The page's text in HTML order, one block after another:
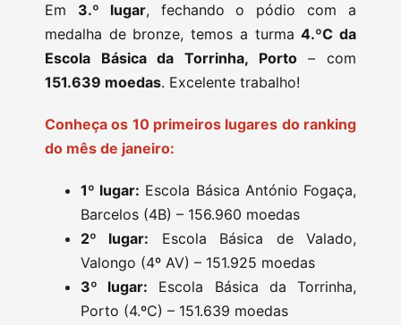
Em 3.º lugar, fechando o pódio com a
medalha de bronze, temos a turma4.ºC da
Escola Básica da Torrinha, Porto– com
151.639 moedas. Excelente trabalho!
Conheça os 10 primeiros lugares do ranking
do mês de janeiro:
1º lugar: Escola Básica António Fogaça,
Barcelos (4B) – 156.960 moedas
2º lugar: Escola Básica de Valado,
Valongo (4º AV) – 151.925 moedas
3º lugar: Escola Básica da Torrinha,
Porto (4.ºC) – 151.639 moedas